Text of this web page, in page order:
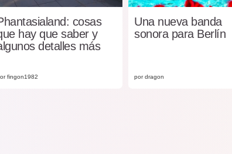
cosas
hay que saber y
detalles más
fingon1982
Una nueva banda
sonora para Berlín
por dragon